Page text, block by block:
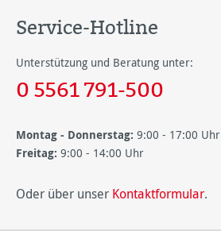
Service-Hotline
Unterstützung und Beratung unter:
0 5561 791-500
Montag - Donnerstag: 9:00 - 17:00 Uhr
Freitag: 9:00 - 14:00 Uhr
Oder über unser Kontaktformular.